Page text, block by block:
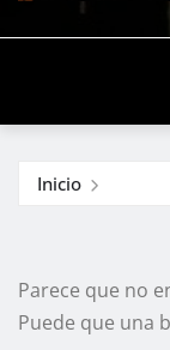
Inicio
Parece que no
Puede que una